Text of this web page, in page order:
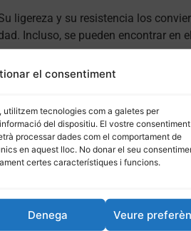
el consentiment
utilitzem tecnologies com a galetes per
del dispositiu. El vostre consentiment
processar dades com el comportament de
en aquest lloc. No donar el seu
certes característiques i funcions.
Denega Veure
ligereza y su resistencia los
Incluso, se pueden encontrar en
menjadors) –
para
Mobles
febrero 26, 2025